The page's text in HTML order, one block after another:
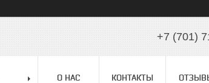
+7 (701)
О НАС КОНТАКТЫ